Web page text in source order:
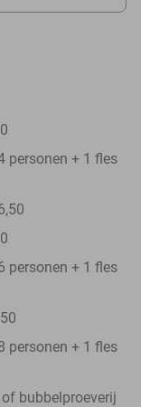
personen + 1 fles
personen + 1 fles
personen + 1 fles
bubbelproeverij